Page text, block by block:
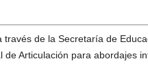
través de la Secretaría de
Articulación para abordajes